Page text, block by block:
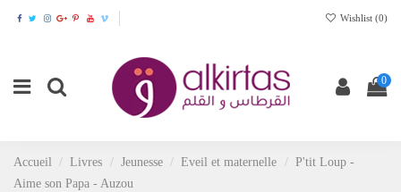
Wishlist (0)
0
Accueil Livres Jeunesse Eveil et maternelle
P'tit Loup -
Aime son Papa - Auzou